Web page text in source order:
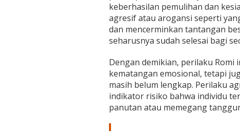
keberhasilan pemulihan dan
agresif atau arogansi seperti
dan mencerminkan tantangan
seharusnya sudah selesai bagi
Dengan demikian, perilaku
kematangan emosional, tetapi
masih belum lengkap. Perilaku
indikator risiko bahwa individu
panutan atau memegang